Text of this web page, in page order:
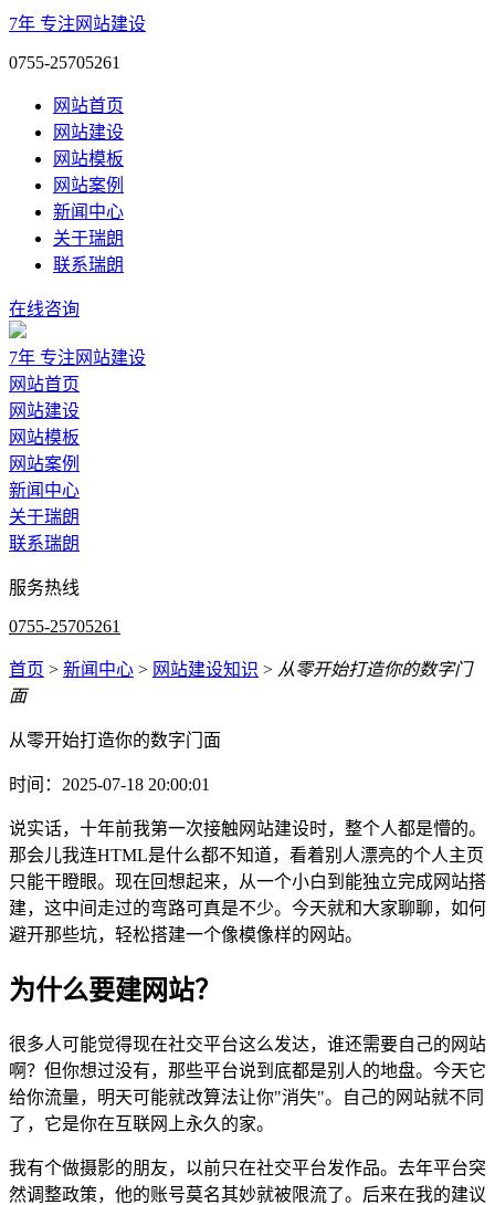
7年 专注网站建设
0755-25705261
网站首页
网站建设
网站模板
网站案例
新闻中心
关于瑞朗
联系瑞朗
在线咨询
7年 专注网站建设
网站首页
网站建设
网站模板
网站案例
新闻中心
关于瑞朗
联系瑞朗
服务热线
0755-25705261
首页 > 新闻中心 > 网站建设知识 > 从零开始打造你的数字门
面
从零开始打造你的数字门面
时间：2025-07-18 20:00:01
说实话，十年前我第一次接触网站建设时，整个人都是懵的。
那会儿我连HTML是什么都不知道，看着别人漂亮的个人主页
只能干瞪眼。现在回想起来，从一个小白到能独立完成网站搭
建，这中间走过的弯路可真是不少。今天就和大家聊聊，如何
避开那些坑，轻松搭建一个像模像样的网站。
为什么要建网站？
很多人可能觉得现在社交平台这么发达，谁还需要自己的网站
啊？但你想过没有，那些平台说到底都是别人的地盘。今天它
给你流量，明天可能就改算法让你"消失"。自己的网站就不同
了，它是你在互联网上永久的家。
我有个做摄影的朋友，以前只在社交平台发作品。去年平台突
然调整政策，他的账号莫名其妙就被限流了。后来在我的建议